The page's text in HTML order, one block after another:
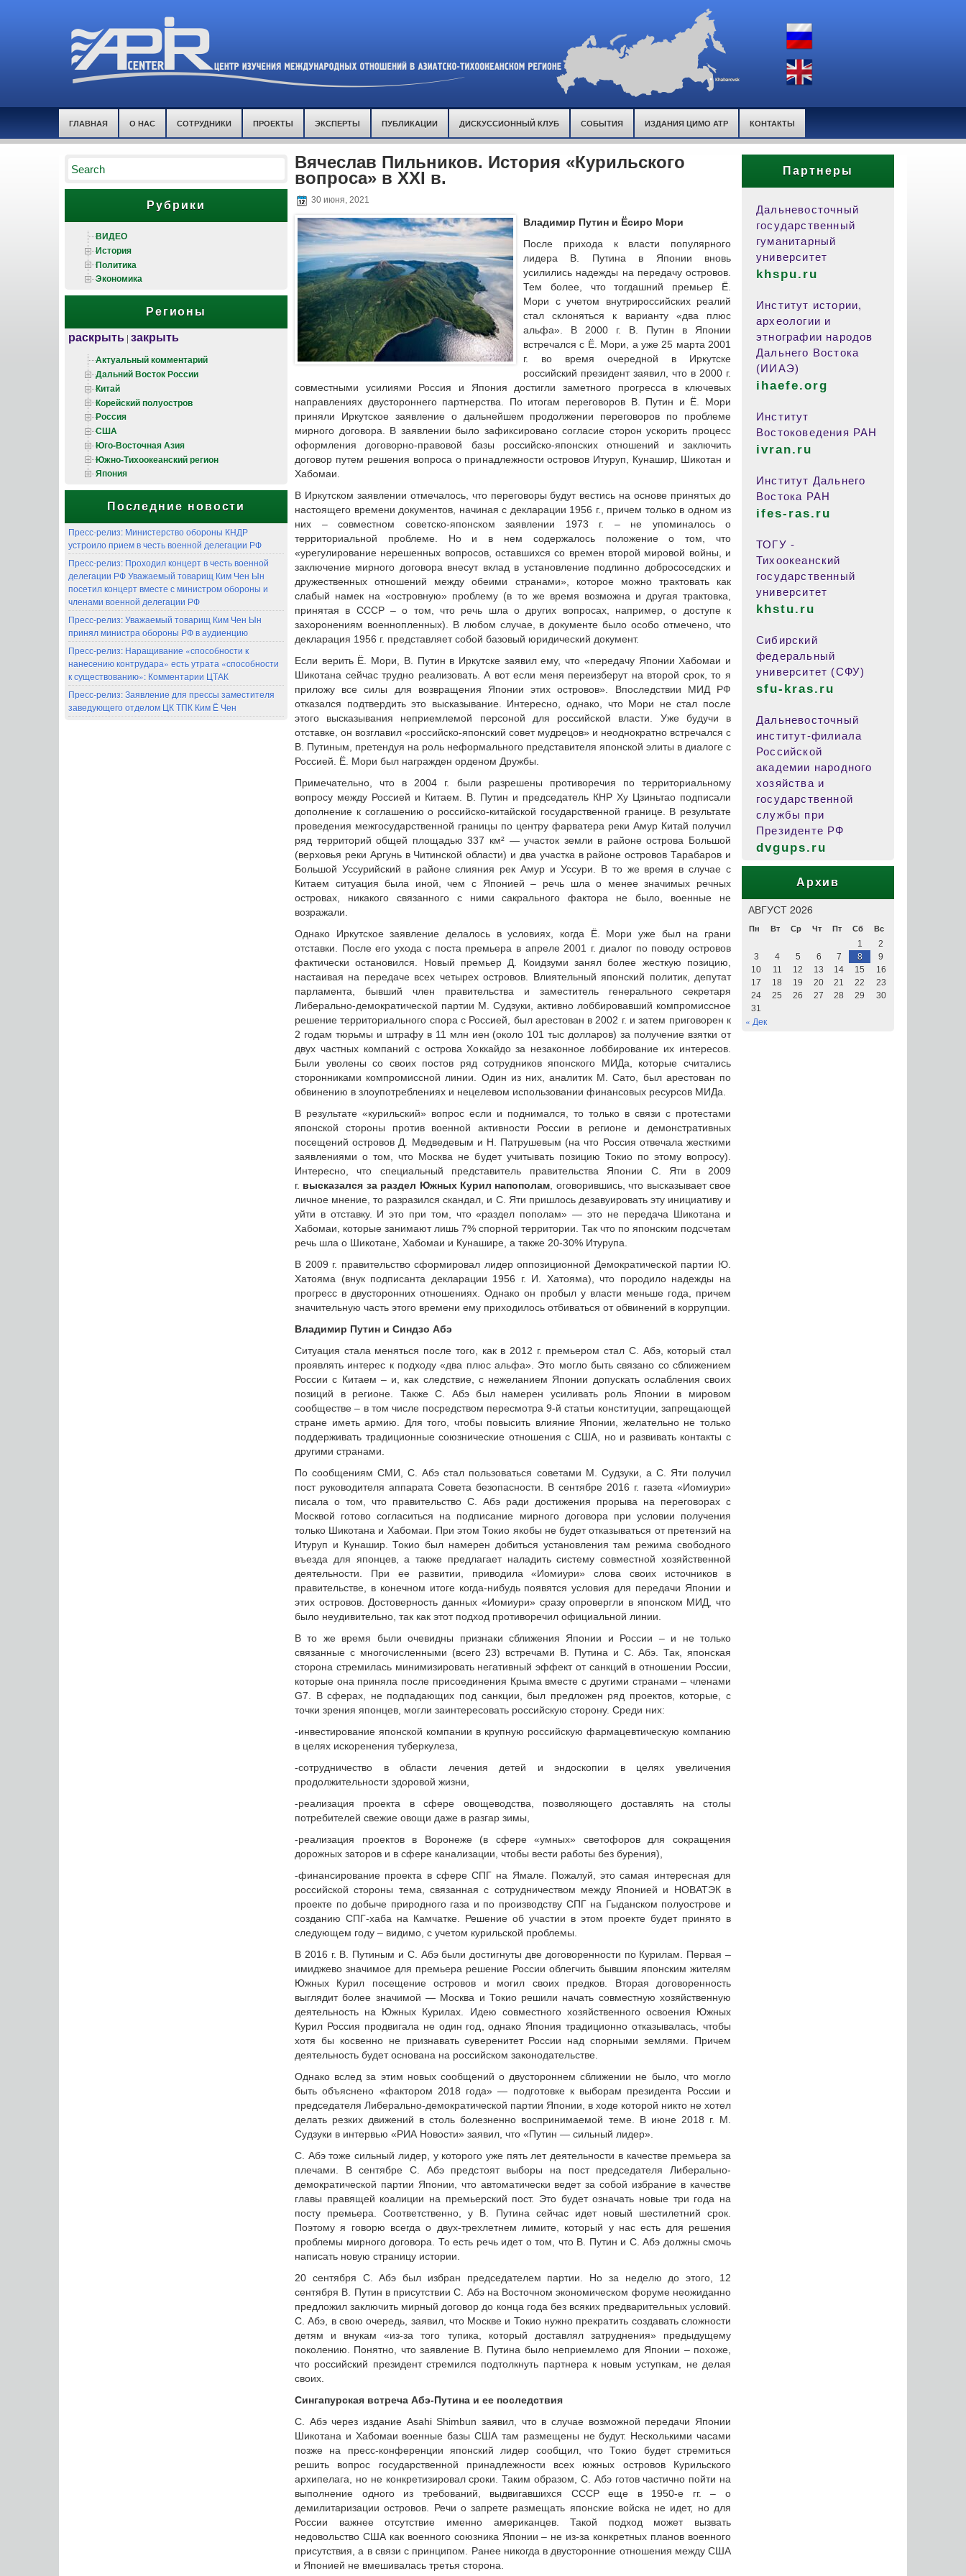
ГЛАВНАЯ О НАС СОТРУДНИКИ ПРОЕКТЫ ЭКСПЕРТЫ ПУБЛИКАЦИИ ДИСКУССИОННЫЙ КЛУБ СОБЫТИЯ ИЗДАНИЯ ЦИМО АТР КОНТАКТЫ
Рубрики
ВИДЕО
История
Политика
Экономика
Регионы
раскрыть | закрыть
Актуальный комментарий
Дальний Восток России
Китай
Корейский полуостров
Россия
США
Юго-Восточная Азия
Южно-Тихоокеанский регион
Япония
Последние новости
Пресс-релиз: Министерство обороны КНДР
устроило прием в честь военной делегации РФ
Пресс-релиз: Проходил концерт в честь военной
делегации РФ Уважаемый товарищ Ким Чен Ын
посетил концерт вместе с министром обороны и
членами военной делегации РФ
Пресс-релиз: Уважаемый товарищ Ким Чен Ын
принял министра обороны РФ в аудиенцию
Пресс-релиз: Наращивание «способности к
нанесению контрудара» есть утрата «способности
к существованию»: Комментарии ЦТАК
Пресс-релиз: Заявление для прессы заместителя
заведующего отделом ЦК ТПК Ким Ё Чен
Вячеслав Пильников. История «Курильского
вопроса» в XXI в.
30 июня, 2021
Владимир Путин и Ёсиро Мори
После прихода к власти популярного
лидера В. Путина в Японии вновь
усилились надежды на передачу островов.
Тем более, что тогдашний премьер Ё.
Мори с учетом внутрироссийских реалий
стал склоняться к варианту «два плюс
альфа». В 2000 г. В. Путин в Японии
встречался с Ё. Мори, а уже 25 марта 2001
г. во время очередной в Иркутске
российский президент заявил, что в 2000 г.
совместными усилиями Россия и Япония достигли заметного прогресса в ключевых
направлениях двустороннего партнерства. По итогам переговоров В. Путин и Ё. Мори
приняли Иркутское заявление о дальнейшем продолжении переговоров по проблеме
мирного договора. В заявлении было зафиксировано согласие сторон ускорить процесс
оформления договорно-правовой базы российско-японских отношений и заключить
договор путем решения вопроса о принадлежности островов Итуруп, Кунашир, Шикотан и
Хабомаи.
В Иркутском заявлении отмечалось, что переговоры будут вестись на основе принятых до
настоящего времени документов, начиная с декларации 1956 г., причем только в одном из
них – совместном советско-японском заявлении 1973 г. – не упоминалось о
территориальной проблеме. Но и в нем содержалось положение о том, что
«урегулирование нерешенных вопросов, оставшихся со времен второй мировой войны, и
заключение мирного договора внесут вклад в установление подлинно добрососедских и
дружественных отношений между обеими странами», которое можно трактовать как
слабый намек на «островную» проблему (в то же время возможна и другая трактовка,
принятая в СССР – о том, что речь шла о других вопросах, например, о доступе к
захоронениям военнопленных). В любом случае, в документе было особо отмечено, что
декларация 1956 г. представляет собой базовый юридический документ.
Если верить Ё. Мори, В. Путин в Иркутске заявил ему, что «передачу Японии Хабомаи и
Шикотана сейчас трудно реализовать. А вот если меня переизберут на второй срок, то я
приложу все силы для возвращения Японии этих островов». Впоследствии МИД РФ
отказался подтвердить это высказывание. Интересно, однако, что Мори не стал после
этого высказывания неприемлемой персоной для российской власти. Уже будучи в
отставке, он возглавил «российско-японский совет мудрецов» и неоднократно встречался с
В. Путиным, претендуя на роль неформального представителя японской элиты в диалоге с
Россией. Ё. Мори был награжден орденом Дружбы.
Примечательно, что в 2004 г. были разрешены противоречия по территориальному
вопросу между Россией и Китаем. В. Путин и председатель КНР Ху Цзиньтао подписали
дополнение к соглашению о российско-китайской государственной границе. В результате
проведения межгосударственной границы по центру фарватера реки Амур Китай получил
ряд территорий общей площадью 337 км² — участок земли в районе острова Большой
(верховья реки Аргунь в Читинской области) и два участка в районе островов Тарабаров и
Большой Уссурийский в районе слияния рек Амур и Уссури. В то же время в случае с
Китаем ситуация была иной, чем с Японией – речь шла о менее значимых речных
островах, никакого связанного с ними сакрального фактора не было, военные не
возражали.
Однако Иркутское заявление делалось в условиях, когда Ё. Мори уже был на грани
отставки. После его ухода с поста премьера в апреле 2001 г. диалог по поводу островов
фактически остановился. Новый премьер Д. Коидзуми занял более жесткую позицию,
настаивая на передаче всех четырех островов. Влиятельный японский политик, депутат
парламента, бывший член правительства и заместитель генерального секретаря
Либерально-демократической партии М. Судзуки, активно лоббировавший компромиссное
решение территориального спора с Россией, был арестован в 2002 г. и затем приговорен к
2 годам тюрьмы и штрафу в 11 млн иен (около 101 тыс долларов) за получение взятки от
двух частных компаний с острова Хоккайдо за незаконное лоббирование их интересов.
Были уволены со своих постов ряд сотрудников японского МИДа, которые считались
сторонниками компромиссной линии. Один из них, аналитик М. Сато, был арестован по
обвинению в злоупотреблениях и нецелевом использовании финансовых ресурсов МИДа.
В результате «курильский» вопрос если и поднимался, то только в связи с протестами
японской стороны против военной активности России в регионе и демонстративных
посещений островов Д. Медведевым и Н. Патрушевым (на что Россия отвечала жесткими
заявлениями о том, что Москва не будет учитывать позицию Токио по этому вопросу).
Интересно, что специальный представитель правительства Японии С. Яти в 2009
г. высказался за раздел Южных Курил напополам , оговорившись, что высказывает свое
личное мнение, то разразился скандал, и С. Яти пришлось дезавуировать эту инициативу и
уйти в отставку. И это при том, что «раздел пополам» — это не передача Шикотана и
Хабомаи, которые занимают лишь 7% спорной территории. Так что по японским подсчетам
речь шла о Шикотане, Хабомаи и Кунашире, а также 20-30% Итурупа.
В 2009 г. правительство сформировал лидер оппозиционной Демократической партии Ю.
Хатояма (внук подписанта декларации 1956 г. И. Хатояма), что породило надежды на
прогресс в двусторонних отношениях. Однако он пробыл у власти меньше года, причем
значительную часть этого времени ему приходилось отбиваться от обвинений в коррупции.
Владимир Путин и Синдзо Абэ
Ситуация стала меняться после того, как в 2012 г. премьером стал С. Абэ, который стал
проявлять интерес к подходу «два плюс альфа». Это могло быть связано со сближением
России с Китаем – и, как следствие, с нежеланием Японии допускать ослабления своих
позиций в регионе. Также С. Абэ был намерен усиливать роль Японии в мировом
сообществе – в том числе посредством пересмотра 9-й статьи конституции, запрещающей
стране иметь армию. Для того, чтобы повысить влияние Японии, желательно не только
поддерживать традиционные союзнические отношения с США, но и развивать контакты с
другими странами.
По сообщениям СМИ, С. Абэ стал пользоваться советами М. Судзуки, а С. Яти получил
пост руководителя аппарата Совета безопасности. В сентябре 2016 г. газета «Иомиури»
писала о том, что правительство С. Абэ ради достижения прорыва на переговорах с
Москвой готово согласиться на подписание мирного договора при условии получения
только Шикотана и Хабомаи. При этом Токио якобы не будет отказываться от претензий на
Итуруп и Кунашир. Токио был намерен добиться установления там режима свободного
въезда для японцев, а также предлагает наладить систему совместной хозяйственной
деятельности. При ее развитии, приводила «Иомиури» слова своих источников в
правительстве, в конечном итоге когда-нибудь появятся условия для передачи Японии и
этих островов. Достоверность данных «Иомиури» сразу опровергли в японском МИД, что
было неудивительно, так как этот подход противоречил официальной линии.
В то же время были очевидны признаки сближения Японии и России – и не только
связанные с многочисленными (всего 23) встречами В. Путина и С. Абэ. Так, японская
сторона стремилась минимизировать негативный эффект от санкций в отношении России,
которые она приняла после присоединения Крыма вместе с другими странами – членами
G7. В сферах, не подпадающих под санкции, был предложен ряд проектов, которые, с
точки зрения японцев, могли заинтересовать российскую сторону. Среди них:
-инвестирование японской компании в крупную российскую фармацевтическую компанию
в целях искоренения туберкулеза,
-сотрудничество в области лечения детей и эндоскопии в целях увеличения
продолжительности здоровой жизни,
-реализация проекта в сфере овощеводства, позволяющего доставлять на столы
потребителей свежие овощи даже в разгар зимы,
-реализация проектов в Воронеже (в сфере «умных» светофоров для сокращения
дорожных заторов и в сфере канализации, чтобы вести работы без бурения),
-финансирование проекта в сфере СПГ на Ямале. Пожалуй, это самая интересная для
российской стороны тема, связанная с сотрудничеством между Японией и НОВАТЭК в
проекте по добыче природного газа и по производству СПГ на Гыданском полуострове и
созданию СПГ-хаба на Камчатке. Решение об участии в этом проекте будет принято в
следующем году – видимо, с учетом курильской проблемы.
В 2016 г. В. Путиным и С. Абэ были достигнуты две договоренности по Курилам. Первая –
имиджево значимое для премьера решение России облегчить бывшим японским жителям
Южных Курил посещение островов и могил своих предков. Вторая договоренность
выглядит более значимой — Москва и Токио решили начать совместную хозяйственную
деятельность на Южных Курилах. Идею совместного хозяйственного освоения Южных
Курил Россия продвигала не один год, однако Япония традиционно отказывалась, чтобы
хотя бы косвенно не признавать суверенитет России над спорными землями. Причем
деятельность будет основана на российском законодательстве.
Однако вслед за этим новых сообщений о двустороннем сближении не было, что могло
быть объяснено «фактором 2018 года» — подготовке к выборам президента России и
председателя Либерально-демократической партии Японии, в ходе которой никто не хотел
делать резких движений в столь болезненно воспринимаемой теме. В июне 2018 г. М.
Судзуки в интервью «РИА Новости» заявил, что «Путин — сильный лидер».
С. Абэ тоже сильный лидер, у которого уже пять лет деятельности в качестве премьера за
плечами. В сентябре С. Абэ предстоят выборы на пост председателя Либерально-
демократической партии Японии, что автоматически ведет за собой избрание в качестве
главы правящей коалиции на премьерский пост. Это будет означать новые три года на
посту премьера. Соответственно, у В. Путина сейчас идет новый шестилетний срок.
Поэтому я говорю всегда о двух-трехлетнем лимите, который у нас есть для решения
проблемы мирного договора. То есть речь идет о том, что В. Путин и С. Абэ должны смочь
написать новую страницу истории.
20 сентября С. Абэ был избран председателем партии. Но за неделю до этого, 12
сентября В. Путин в присутствии С. Абэ на Восточном экономическом форуме неожиданно
предложил заключить мирный договор до конца года без всяких предварительных условий.
С. Абэ, в свою очередь, заявил, что Москве и Токио нужно прекратить создавать сложности
детям и внукам «из-за того тупика, который доставлял затруднения» предыдущему
поколению. Понятно, что заявление В. Путина было неприемлемо для Японии – похоже,
что российский президент стремился подтолкнуть партнера к новым уступкам, не делая
своих.
Сингапурская встреча Абэ-Путина и ее последствия
С. Абэ через издание Asahi Shimbun заявил, что в случае возможной передачи Японии
Шикотана и Хабомаи военные базы США там размещены не будут. Несколькими часами
позже на пресс-конференции японский лидер сообщил, что Токио будет стремиться
решить вопрос государственной принадлежности всех южных островов Курильского
архипелага, но не конкретизировал сроки. Таким образом, С. Абэ готов частично пойти на
выполнение одного из требований, выдвигавшихся СССР еще в 1950-е гг. – о
демилитаризации островов. Речи о запрете размещать японские войска не идет, но для
России важнее отсутствие именно американцев. Такой подход может вызвать
недовольство США как военного союзника Японии – не из-за конкретных планов военного
присутствия, а в связи с принципом. Ранее никогда в двусторонние отношения между США
и Японией не вмешивалась третья сторона.
Партнеры
Дальневосточный
государственный
гуманитарный
университет
khspu.ru
Институт истории,
археологии и
этнографии народов
Дальнего Востока
(ИИАЭ)
ihaefe.org
Институт
Востоковедения РАН
ivran.ru
Институт Дальнего
Востока РАН
ifes-ras.ru
ТОГУ -
Тихоокеанский
государственный
университет
khstu.ru
Сибирский
федеральный
университет (СФУ)
sfu-kras.ru
Дальневосточный
институт-филиала
Российской
академии народного
хозяйства и
государственной
службы при
Президенте РФ
dvgups.ru
Архив
АВГУСТ 2026
Пн Вт Ср Чт Пт Сб Вс
1
2
3
4 5 6 7 8
9
10
11 12 13 14 15
16
17
18 19 20 21 22
23
24
25 26 27 28 29
30
31
« Дек